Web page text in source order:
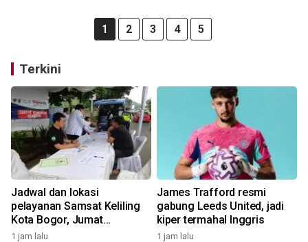
1 2 3 4 5
Terkini
Jadwal dan lokasi
pelayanan Samsat Keliling
Kota Bogor, Jumat
(7/8/2026)
1 jam lalu
James Trafford resmi
gabung Leeds United, jadi
kiper termahal Inggris
1 jam lalu